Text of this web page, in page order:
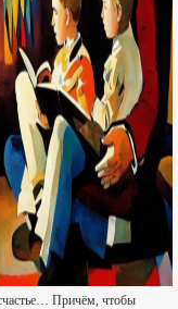
Причём, чтобы